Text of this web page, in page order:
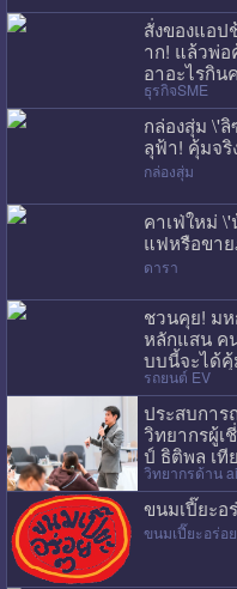
สั่งของแอป
าก! แล้วพ่อ
อาอะไรกิน
ธุรกิจSME
กล่องสุ่ม \'ลิ
ลุฟ้า! คุ้มจ
กล่องสุ่ม
คาเฟ่ใหม่
แฟหรือขา
ดารา
ชวนคุย! ม
หลักแสน ค
บบนี้จะได้คุ้
รถยนต์ EV
ประสบการ
วิทยากรผู้เ
ป์ ธิติพล เที
ไปเลย
วิทยากรด้าน ai
ขนมเปี๊ยะอ
ขนมเปี๊ยะอร่อ